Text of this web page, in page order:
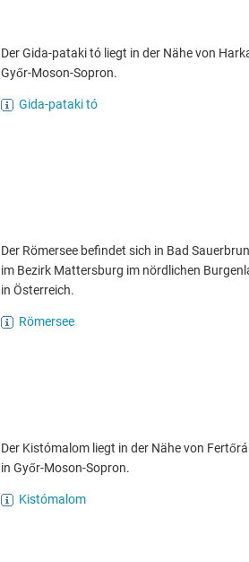
Der Gida-pataki tó liegt in der Nähe von
Győr-Moson-Sopron.
Gida-pataki tó
Der Römersee befindet sich in Bad
im Bezirk Mattersburg im nördlichen
in Österreich.
Römersee
Der Kistómalom liegt in der Nähe von
in Győr-Moson-Sopron.
Kistómalom